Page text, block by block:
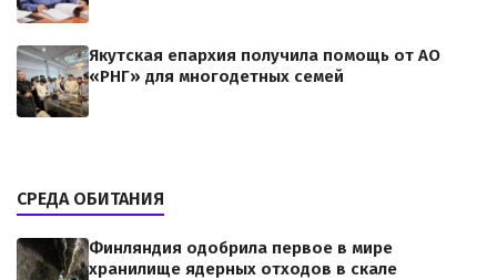
Якутская епархия получила помощь от АО
«РНГ» для многодетных семей
СРЕДА ОБИТАНИЯ
Финляндия одобрила первое в мире
хранилище ядерных отходов в скале